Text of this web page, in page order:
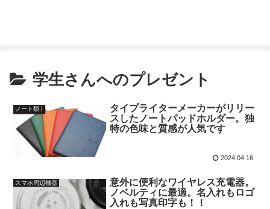
学生さんへのプレゼント
ノート類
タイプライターメーカーがリリー
スしたノートパッドホルダー。独
特の色味と質感が人気です
2024.04.16
スマホ周辺機器
意外に便利なワイヤレス充電器。
ノベルティに最適。名入れもロゴ
入れも写真印字も！！